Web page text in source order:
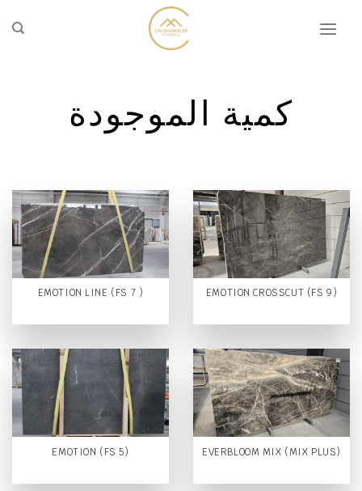
للمحتوى
كمية الموجودة
EMOTION CROSSCUT (FS 9)
EMOTION LINE (FS 7 )
EVERBLOOM MIX (MIX PLUS)
EMOTION (FS 5)